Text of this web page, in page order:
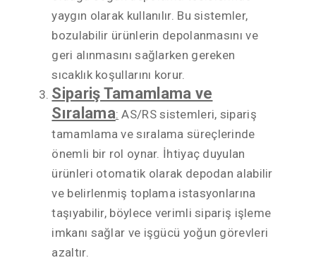
yaygın olarak kullanılır. Bu sistemler,
bozulabilir ürünlerin depolanmasını ve
geri alınmasını sağlarken gereken
sıcaklık koşullarını korur.
Sipariş Tamamlama ve
Sıralama: AS/RS sistemleri, sipariş
tamamlama ve sıralama süreçlerinde
önemli bir rol oynar. İhtiyaç duyulan
ürünleri otomatik olarak depodan alabilir
ve belirlenmiş toplama istasyonlarına
taşıyabilir, böylece verimli sipariş işleme
imkanı sağlar ve işgücü yoğun görevleri
azaltır.